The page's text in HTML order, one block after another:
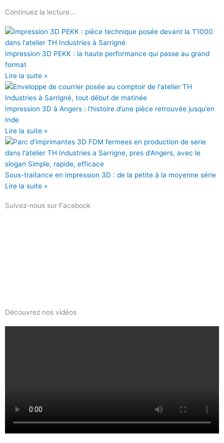
e
b
o
o
k
t
t
e
r
t
u
b
e
u
m
Continuez la lecture...
Impression 3D PEKK : la haute performance qui passe au grand
format
Lire la suite »
Impression 3D à Angers : l’histoire d’une pièce retrouvée jusqu’en
Inde
Lire la suite »
Sous-traitance en impression 3D : de la petite à la moyenne série
Lire la suite »
Suivez-nous sur Facebook
Découvrez nos vidéos